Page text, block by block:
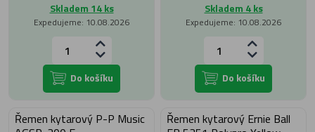
Skladem 14 ks
Expedujeme: 10.08.2026
Do košíku
Skladem 4 ks
Expedujeme: 10.08.2026
Do košíku
Řemen kytarový P-P Music
Řemen kytarový Ernie Ball